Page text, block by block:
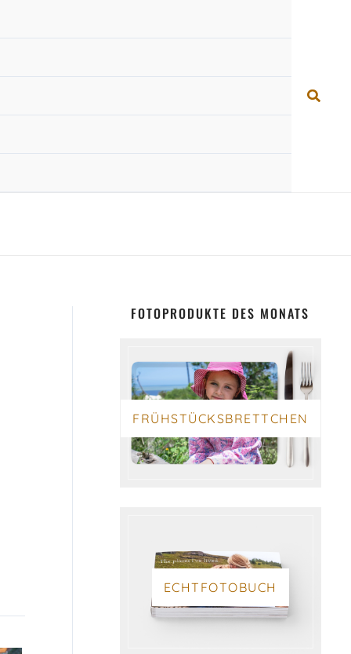
FOTOPRODUKTE DES MONATS
FRÜHSTÜCKSBRETTCHEN
ECHTFOTOBUCH